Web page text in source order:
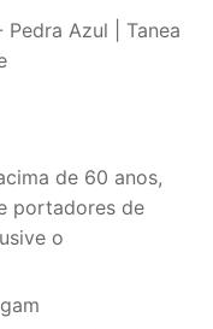
Azul | Tanea
de 60 anos,
portadores de
o